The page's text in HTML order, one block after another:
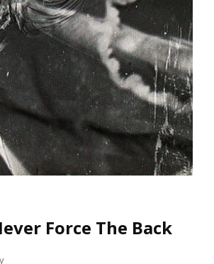
Force The Back